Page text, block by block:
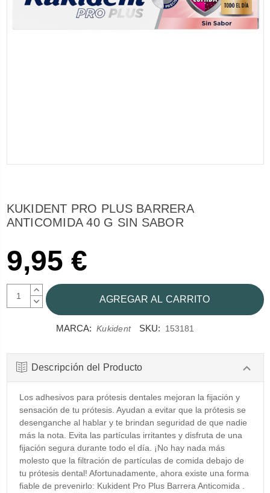
KUKIDENT PRO PLUS BARRERA
ANTICOMIDA 40 G SIN SABOR
9,95 €
AUMENTAR
CANTIDAD:
DISMINUIR
CANTIDAD:
MARCA: Kukident SKU: 153181
Descripción del Producto
Los adhesivos para prótesis dentales mejoran la fijación y
sensación de tu prótesis. Ayudan a evitar que la prótesis se
desenganche al hablar y te brindan seguridad de que nadie
más la nota. Evita las partículas irritantes y disfruta de una
fijación segura durante todo el día. ¡No hay nada más
molesto que la filtración de partículas de comida debajo de
tu prótesis dental! Afortunadamente, ahora existe una forma
fiable de prevenirlo: Kukident Pro Plus Barrera Anticomida .